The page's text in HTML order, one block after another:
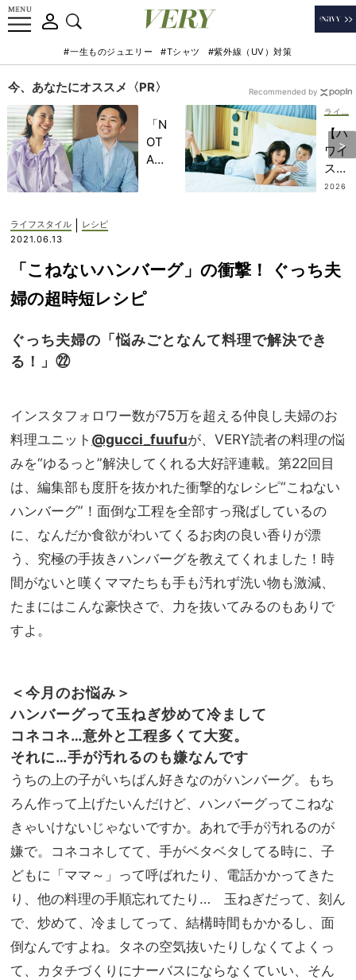
#一生ものジュエリー #Tシャツ #紫外線（UV）対策
今、あなたにオススメ〈PR〉
「N
OT
A
記憶
に一
生残
【極
上の
【ハ
ワイ
ステ
イ】
「コ
利便
性で
選ぶ
な
ら？
2026
Recommended by
ライフスタイル
レシピ
2021.06.13
「こねないハンバーグ」の衝撃！ ぐっち夫
婦の超時短レシピ
ぐっち夫婦の「悩みごとなんて料理で解決でき
る！」㉒
インスタフォロワー数が75万を超える仲良し夫婦のお
料理ユニット @gucci_fuufuが、VERY読者の料理の悩
みを“ゆるっと”解決してくれる大好評連載。第22回目
は、編集部も度肝を抜かれた衝撃的なレシピ“こねない
ハンバーグ”！面倒な工程を全部すっ飛ばしているの
に、なんだか食欲がわいてくるお肉の良い香りが漂
う、究極の手抜きハンバーグを教えてくれました！時
間がないと嘆くママたちも手も汚れず洗い物も激減、
たまにはこんな豪快さで、力を抜いてみるのもありで
すよ。
＜今月のお悩み＞
ハンバーグって玉ねぎ炒めて冷まして
コネコネ…意外と工程多くて大変。
それに…手が汚れるのも嫌なんです
うちの上の子がいちばん好きなのがハンバーグ。もち
ろん作って上げたいんだけど、ハンバーグってこねな
きゃいけないじゃないですか。あれで手が汚れるのが
嫌で。コネコネしてて、手がベタベタしてる時に、子
どもに「ママ～」って呼ばれたり、電話かかってきた
り、他の料理の手順忘れてたり… 玉ねぎだって、刻ん
で、炒めて、冷ましてって、結構時間もかかるし、面
倒なんですよね。タネの空気抜いたりしなくてよくっ
て、カタチづくりにナーバスにならなくていい、そん